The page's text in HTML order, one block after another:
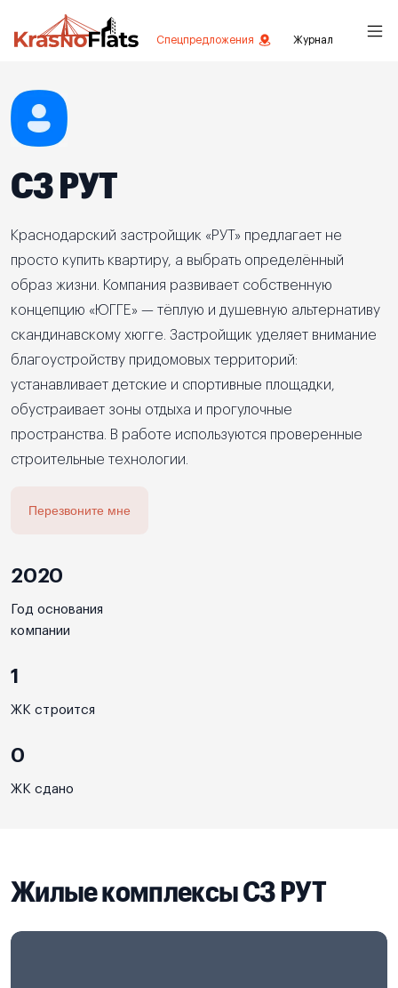
Спецпредложения Журнал
СЗ РУТ
Краснодарский застройщик «РУТ» предлагает не
просто купить квартиру, а выбрать определённый
образ жизни. Компания развивает собственную
концепцию «ЮГГЕ» — тёплую и душевную альтернативу
скандинавскому хюгге. Застройщик уделяет внимание
благоустройству придомовых территорий:
устанавливает детские и спортивные площадки,
обустраивает зоны отдыха и прогулочные
пространства. В работе используются проверенные
строительные технологии.
Перезвоните мне
2020
Год основания
компании
1
ЖК строится
0
ЖК сдано
Жилые комплексы СЗ РУТ